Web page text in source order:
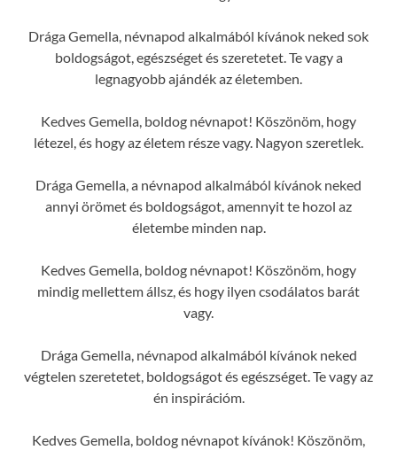
Drága Gemella, névnapod alkalmából kívánok neked sok
boldogságot, egészséget és szeretetet. Te vagy a
legnagyobb ajándék az életemben.
Kedves Gemella, boldog névnapot! Köszönöm, hogy
létezel, és hogy az életem része vagy. Nagyon szeretlek.
Drága Gemella, a névnapod alkalmából kívánok neked
annyi örömet és boldogságot, amennyit te hozol az
életembe minden nap.
Kedves Gemella, boldog névnapot! Köszönöm, hogy
mindig mellettem állsz, és hogy ilyen csodálatos barát
vagy.
Drága Gemella, névnapod alkalmából kívánok neked
végtelen szeretetet, boldogságot és egészséget. Te vagy az
én inspirációm.
Kedves Gemella, boldog névnapot kívánok! Köszönöm,